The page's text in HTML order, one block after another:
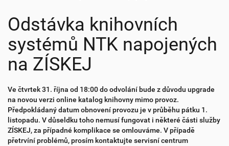
Odstávka knihovních
systémů NTK napojených
na ZÍSKEJ
Ve čtvrtek 31. října od 18:00 do odvolání bude z důvodu upgrade
na novou verzi online katalog knihovny mimo provoz.
Předpokládaný datum obnovení provozu je v průběhu pátku 1.
listopadu. V důseldku toho nemusí fungovat i některé části služby
ZÍSKEJ, za případné komplikace se omlouváme. V případě
přetrvíní problémů, prosím kontaktujte servisní centrum